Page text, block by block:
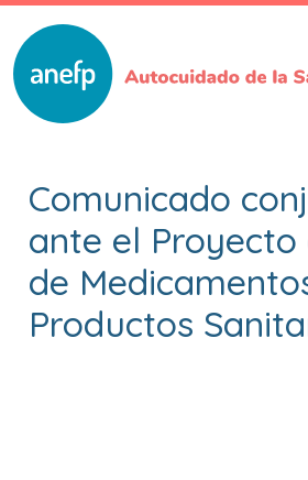
contenido
principal
Comunicado
ante el Proyecto
de
Productos